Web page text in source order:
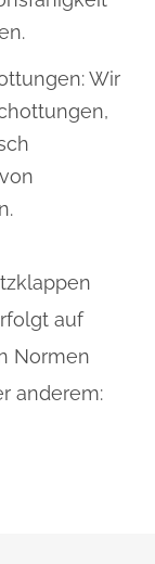
Wir
auf
Normen
anderem: